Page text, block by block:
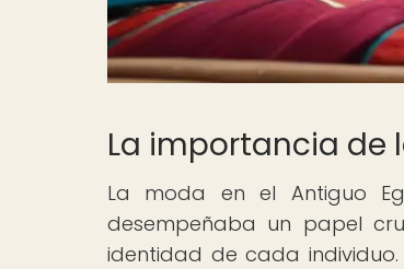
La importancia de
La moda en el Antiguo
desempeñaba un papel
identidad de cada